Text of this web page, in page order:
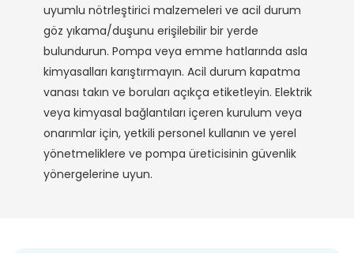
uyumlu nötrleştirici malzemeleri ve acil durum
göz yıkama/duşunu erişilebilir bir yerde
bulundurun. Pompa veya emme hatlarında asla
kimyasalları karıştırmayın. Acil durum kapatma
vanası takın ve boruları açıkça etiketleyin. Elektrik
veya kimyasal bağlantıları içeren kurulum veya
onarımlar için, yetkili personel kullanın ve yerel
yönetmeliklere ve pompa üreticisinin güvenlik
yönergelerine uyun.